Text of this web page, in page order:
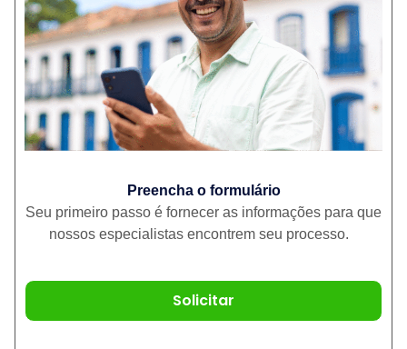
Preencha o formulário
Seu primeiro passo é fornecer as informações para que
nossos especialistas encontrem seu processo.
Solicitar